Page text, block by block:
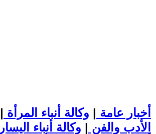
أخبار عامة | وكالة أنباء المرأة |
الأدب والفن | وكالة أنباء اليسار